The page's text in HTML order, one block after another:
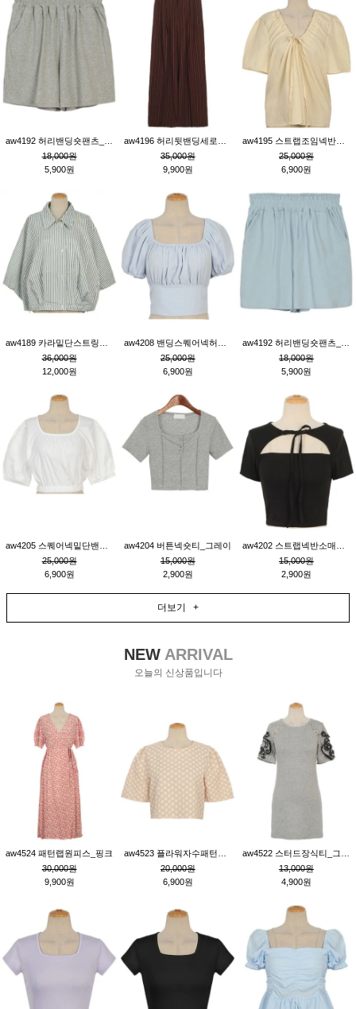
18,000원
5,900원
35,000원
9,900원
25,000원
6,900원
36,000원
12,000원
25,000원
6,900원
18,000원
5,900원
25,000원
6,900원
aw4204 버튼넥숏티_그레이
15,000원
2,900원
15,000원
2,900원
더보기 +
NEWARRIVAL
오늘의 신상품입니다
aw4524 패턴랩원피스_핑크
30,000원
9,900원
20,000원
6,900원
13,000원
4,900원